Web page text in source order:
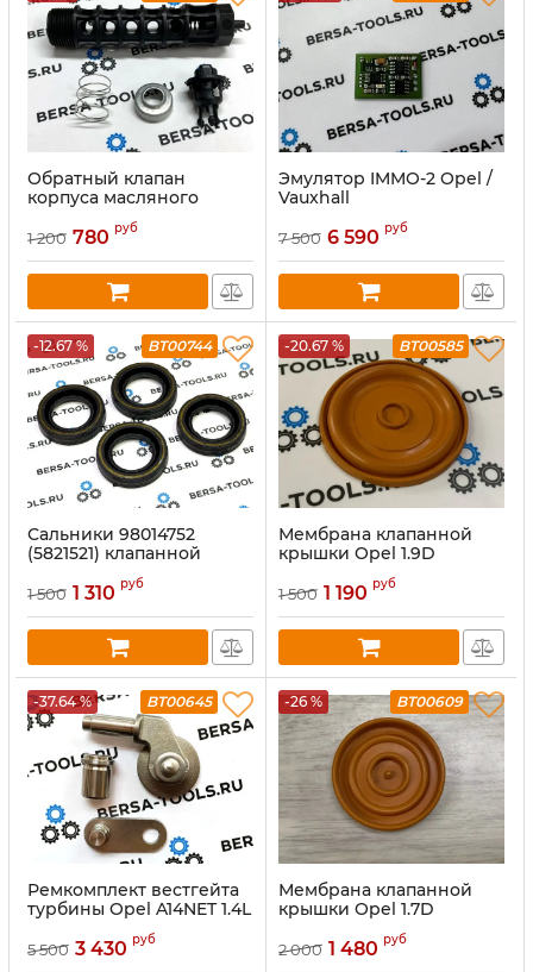
Обратный клапан
корпуса масляного
фильтра Opel и Chevrolet
5541525
1 200 780 руб
Эмулятор IMMO-2 Opel /
Vauxhall
7 500 6 590 руб
-12.67 % BT00744
Сальники 98014752
(5821521) клапанной
крышки Opel и GM 1.7D
(комплект 4шт)
1 500 1 310 руб
-20.67 % BT00585
Мембрана клапанной
крышки Opel 1.9D
1 500 1 190 руб
-37.64 % BT00645
Ремкомплект вестгейта
турбины Opel A14NET 1.4L
5 500 3 430 руб
-26 % BT00609
Мембрана клапанной
крышки Opel 1.7D
2 000 1 480 руб